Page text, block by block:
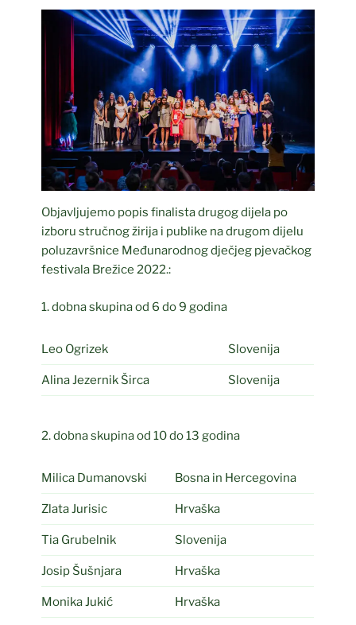
Objavljujemo popis finalista drugog dijela po
izboru stručnog žirija i publike na drugom dijelu
poluzavršnice Međunarodnog dječjeg pjevačkog
festivala Brežice 2022.:
1. dobna skupina od 6 do 9 godina
Leo Ogrizek Slovenija
Alina Jezernik Širca Slovenija
2. dobna skupina od 10 do 13 godina
Milica Dumanovski Bosna in Hercegovina
Zlata Jurisic Hrvaška
Tia Grubelnik Slovenija
Josip Šušnjara Hrvaška
Monika Jukić Hrvaška